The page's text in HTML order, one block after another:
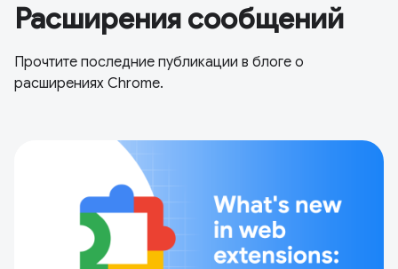
Расширения сообщений
Прочтите последние публикации в блоге о
расширениях Chrome.